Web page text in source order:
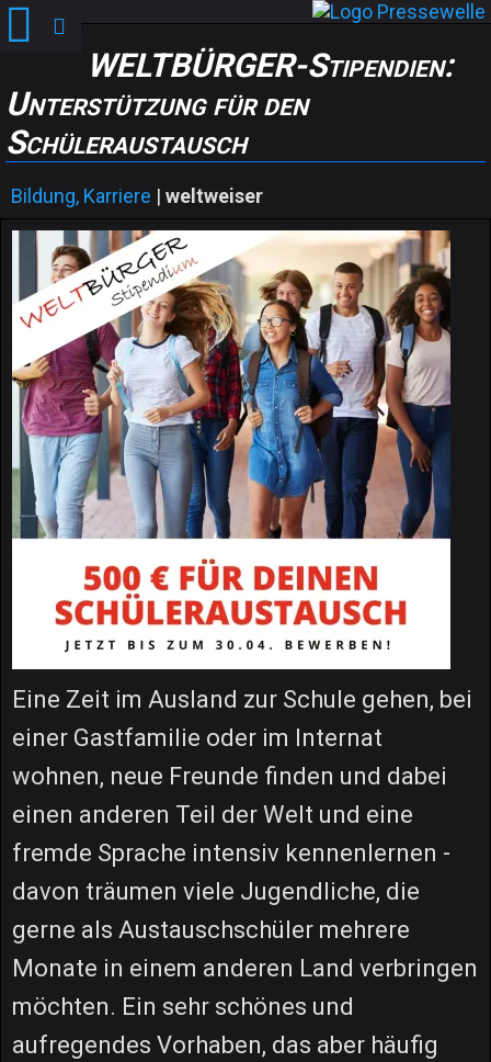
WELTBÜRGER-Stipendien:
Unterstützung für den
Schüleraustausch
Bildung, Karriere | weltweiser
Eine Zeit im Ausland zur Schule gehen, bei
einer Gastfamilie oder im Internat
wohnen, neue Freunde finden und dabei
einen anderen Teil der Welt und eine
fremde Sprache intensiv kennenlernen -
davon träumen viele Jugendliche, die
gerne als Austauschschüler mehrere
Monate in einem anderen Land verbringen
möchten. Ein sehr schönes und
aufregendes Vorhaben, das aber häufig